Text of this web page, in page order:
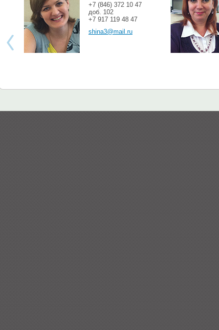
+7 (846) 372 10 47
доб. 102
+7 917 119 48 47
shina3@mail.ru